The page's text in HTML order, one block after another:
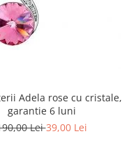
Adela rose cu cristale,
garantie 6 luni
Lei39,00 Lei